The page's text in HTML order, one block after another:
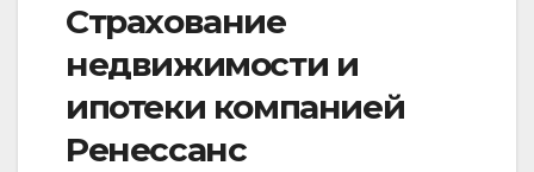
Страхование
недвижимости и
ипотеки компанией
Ренессанс